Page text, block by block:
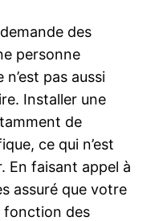
des
personne
pas aussi
Installer une
de
ce qui n’est
En faisant appel à
assuré que votre
fonction des